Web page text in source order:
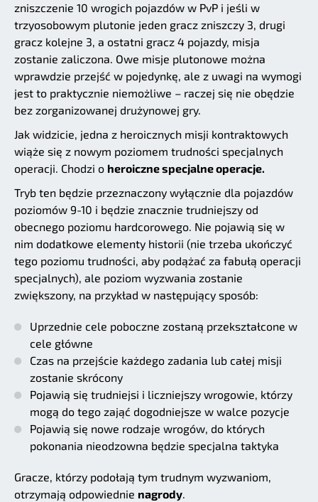
zniszczenie 10 wrogich pojazdów w PvP i jeśli w
trzyosobowym plutonie jeden gracz zniszczy 3, drugi
gracz kolejne 3, a ostatni gracz 4 pojazdy, misja
zostanie zaliczona. Owe misje plutonowe można
wprawdzie przejść w pojedynkę, ale z uwagi na wymogi
jest to praktycznie niemożliwe – raczej się nie obędzie
bez zorganizowanej drużynowej gry.
Jak widzicie, jedna z heroicznych misji kontraktowych
wiąże się z nowym poziomem trudności specjalnych
operacji. Chodzi o heroiczne specjalne operacje.
Tryb ten będzie przeznaczony wyłącznie dla pojazdów
poziomów 9-10 i będzie znacznie trudniejszy od
obecnego poziomu hardcorowego. Nie pojawią się w
nim dodatkowe elementy historii (nie trzeba ukończyć
tego poziomu trudności, aby podążać za fabułą operacji
specjalnych), ale poziom wyzwania zostanie
zwiększony, na przykład w następujący sposób:
Uprzednie cele poboczne zostaną przekształcone w
cele główne
Czas na przejście każdego zadania lub całej misji
zostanie skrócony
Pojawią się trudniejsi i liczniejszy wrogowie, którzy
mogą do tego zająć dogodniejsze w walce pozycje
Pojawią się nowe rodzaje wrogów, do których
pokonania nieodzowna będzie specjalna taktyka
Gracze, którzy podołają tym trudnym wyzwaniom,
otrzymają odpowiednie nagrody.